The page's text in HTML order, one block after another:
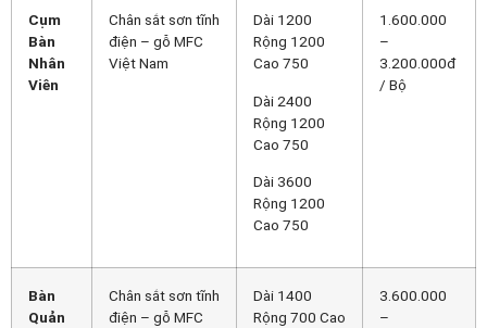
Cụm
Bàn
Nhân
Viên
Chân sắt sơn tĩnh
điện – gỗ MFC
Việt Nam
Dài 1200
Rộng 1200
Cao 750
Dài 2400
Rộng 1200
Cao 750
Dài 3600
Rộng 1200
Cao 750
1.600.000
–
3.200.000đ
/ Bộ
Bàn
Quản
Chân sắt sơn tĩnh
điện – gỗ MFC
Dài 1400
Rộng 700 Cao
3.600.000
–